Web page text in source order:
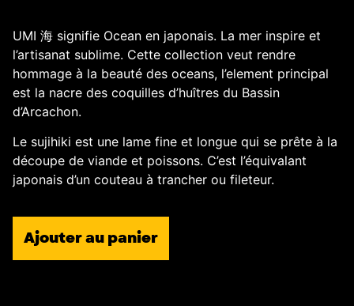
UMI 海 signifie Ocean en japonais. La mer inspire et
l’artisanat sublime. Cette collection veut rendre
hommage à la beauté des oceans, l’element principal
est la nacre des coquilles d’huîtres du Bassin
d’Arcachon.
Le sujihiki est une lame fine et longue qui se prête à la
découpe de viande et poissons. C’est l’équivalant
japonais d’un couteau à trancher ou fileteur.
Ajouter au panier